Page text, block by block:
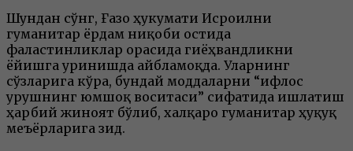
Шундан сўнг, Ғазо ҳукумати Исроилни
гуманитар ёрдам ниқоби остида
фаластинликлар орасида гиёҳвандликни
ёйишга уринишда айбламоқда. Уларнинг
сўзларига кўра, бундай моддаларни “ифлос
урушнинг юмшоқ воситаси” сифатида ишлатиш
ҳарбий жиноят бўлиб, халқаро гуманитар ҳуқуқ
меъёрларига зид.